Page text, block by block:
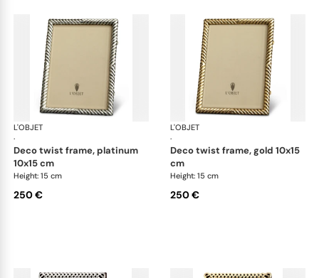
L'OBJET
·
Picture Frames
deco twist frame, platinum
10x15 cm
Height: 15 cm
250 €
L'OBJET
·
deco twist frame, gold 10x15
cm
Height: 15 cm
250 €